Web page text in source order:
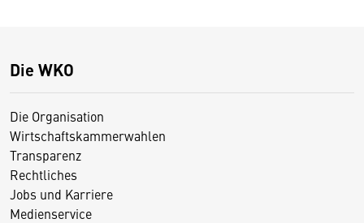
Die WKO
Die Organisation
Wirtschaftskammerwahlen
Transparenz
Rechtliches
Jobs und Karriere
Medienservice